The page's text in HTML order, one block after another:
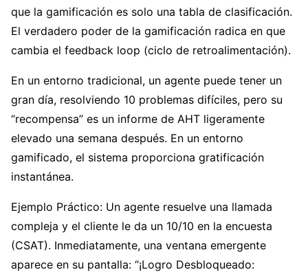
que la gamificación es solo una tabla de clasificación.
El verdadero poder de la gamificación radica en que
cambia el feedback loop (ciclo de retroalimentación).
En un entorno tradicional, un agente puede tener un
gran día, resolviendo 10 problemas difíciles, pero su
“recompensa” es un informe de AHT ligeramente
elevado una semana después. En un entorno
gamificado, el sistema proporciona gratificación
instantánea.
Ejemplo Práctico: Un agente resuelve una llamada
compleja y el cliente le da un 10/10 en la encuesta
(CSAT). Inmediatamente, una ventana emergente
aparece en su pantalla: “¡Logro Desbloqueado: